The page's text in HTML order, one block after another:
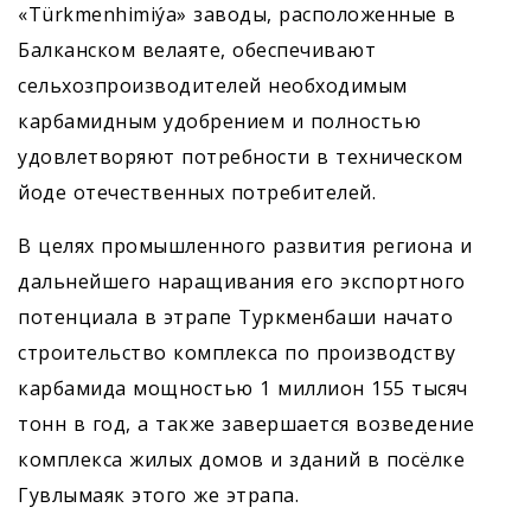
«Türkmenhimiýa» заводы, расположенные в
Балканском велаяте, обеспечивают
сельхозпроизводителей необходимым
карбамидным удобрением и полностью
удовлетворяют потребности в техническом
йоде оте­чественных потребителей.
В целях промышленного развития региона и
дальнейшего наращивания его экспортного
потенциала в этрапе Туркменбаши начато
строительство комплекса по производству
карбамида мощностью 1 миллион 155 тысяч
тонн в год, а также завершается возведение
комплекса жилых домов и зданий в посёлке
Гувлымаяк этого же этрапа.